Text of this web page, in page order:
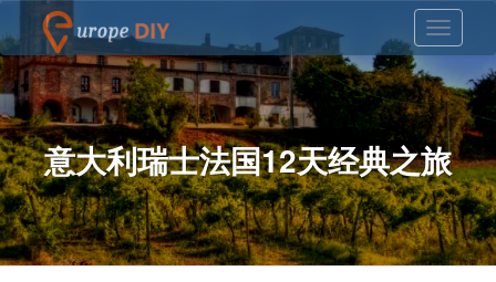
意大利瑞士法国12天经典之旅